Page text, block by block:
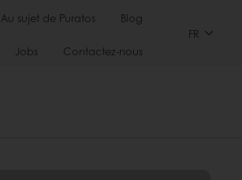
Au sujet de Puratos Blog
Jobs Contactez-nous
FR